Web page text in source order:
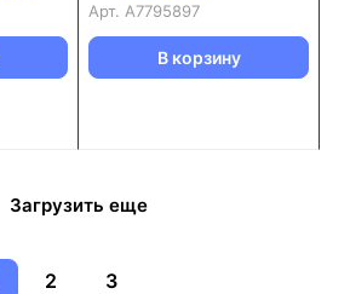
Арт. A7795897
В корзину
Загрузить еще
2 3